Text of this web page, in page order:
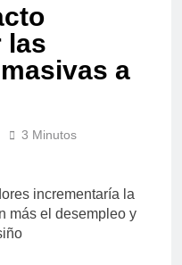
las
a
3 Minutos
incrementaría la
más el desempleo y